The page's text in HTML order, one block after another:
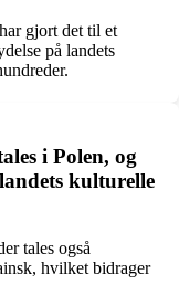
gjort det til et
på landets
i Polen, og
kulturelle
tales også
hvilket bidrager